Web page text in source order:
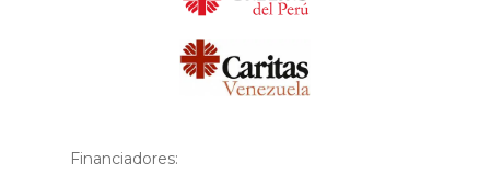
Financiadores: